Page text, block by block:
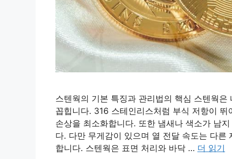
스텐웍의 기본 특징과 관리법의 핵심 스텐웍
꼽힙니다. 316 스테인리스처럼 부식 저항이
손상을 최소화합니다. 또한 냄새나 색소가 남
다. 다만 무게감이 있으며 열 전달 속도는 다
합니다. 스텐웍은 표면 처리와 바닥 … 더 읽기